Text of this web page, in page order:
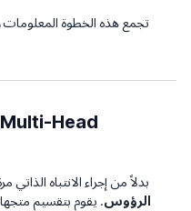
تجمع هذه الخطوة المعلومات،
بدلاً من إجراء الانتباه
الرؤوس. يقوم بتقسيم